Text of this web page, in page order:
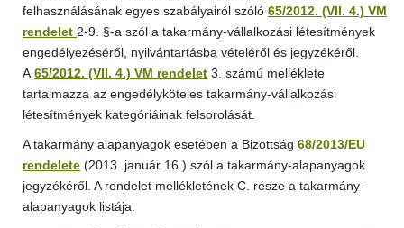
felhasználásának egyes szabályairól szóló 65/2012. (VII. 4.) VM
rendelet 2-9. §-a szól a takarmány-vállalkozási létesítmények
engedélyezéséről, nyilvántartásba vételéről és jegyzékéről.
A65/2012. (VII. 4.) VM rendelet 3. számú melléklete
tartalmazza az engedélyköteles takarmány-vállalkozási
létesítmények kategóriáinak felsorolását.
A takarmány alapanyagok esetében a Bizottság 68/2013/EU
rendelete (2013. január 16.) szól a takarmány-alapanyagok
jegyzékéről. A rendelet mellékletének C. része a takarmány-
alapanyagok listája.